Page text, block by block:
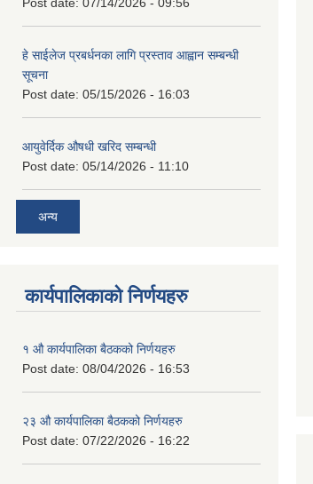
हे साईलेज प्रबर्धनका लागि प्रस्ताव आह्वान सम्बन्धी
सूचना
Post date: 05/15/2026 - 16:03
आयुवेर्दिक औषधी खरिद सम्बन्धी
Post date: 05/14/2026 - 11:10
अन्य
कार्यपालिकाको निर्णयहरु
१ औ कार्यपालिका बैठकको निर्णयहरु
Post date: 08/04/2026 - 16:53
२३ औ कार्यपालिका बैठकको निर्णयहरु
Post date: 07/22/2026 - 16:22